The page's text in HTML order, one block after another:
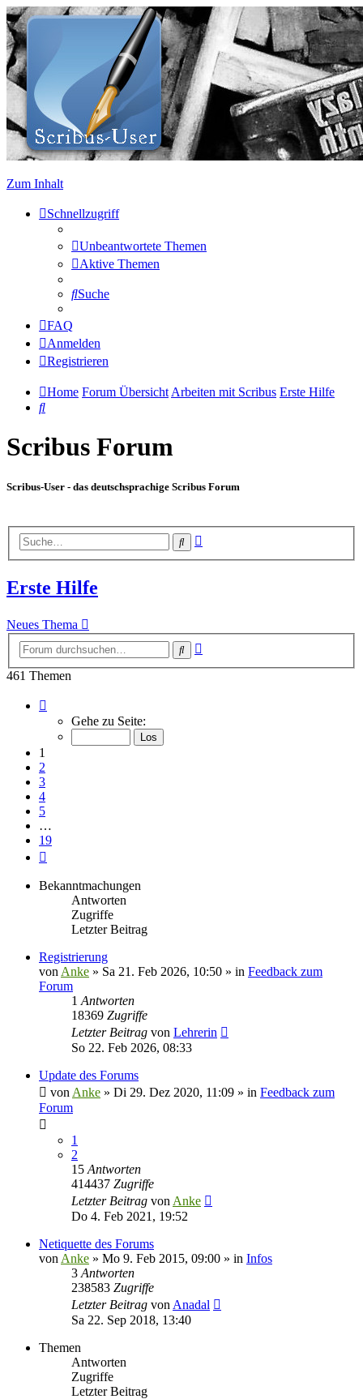
Zum Inhalt
Schnellzugriff
Unbeantwortete Themen
Aktive Themen
Suche
FAQ
Anmelden
Registrieren
Home Forum Übersicht Arbeiten mit Scribus Erste Hilfe
Suche
Scribus Forum
Scribus-User - das deutschsprachige Scribus Forum
Suche
Erste Hilfe
Neues Thema
Suche
461 Themen
von
Gehe zu Seite:
1
2
3
4
5
…
19
Bekanntmachungen
Antworten
Zugriffe
Letzter Beitrag
Registrierung
von Anke » Sa 21. Feb 2026, 10:50 » in Feedback zum
Forum
1 Antworten
18369 Zugriffe
Letzter Beitrag von Lehrerin
So 22. Feb 2026, 08:33
Update des Forums
von Anke » Di 29. Dez 2020, 11:09 » in Feedback zum
Forum
1
2
15 Antworten
414437 Zugriffe
Letzter Beitrag von Anke
Do 4. Feb 2021, 19:52
Netiquette des Forums
von Anke » Mo 9. Feb 2015, 09:00 » in Infos
3 Antworten
238583 Zugriffe
Letzter Beitrag von Anadal
Sa 22. Sep 2018, 13:40
Themen
Antworten
Zugriffe
Letzter Beitrag